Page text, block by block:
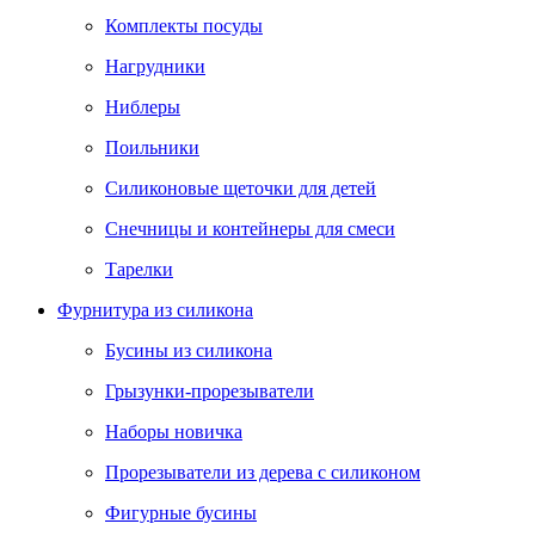
Комплекты посуды
Нагрудники
Ниблеры
Поильники
Силиконовые щеточки для детей
Снечницы и контейнеры для смеси
Тарелки
Фурнитура из силикона
Бусины из силикона
Грызунки-прорезыватели
Наборы новичка
Прорезыватели из дерева с силиконом
Фигурные бусины